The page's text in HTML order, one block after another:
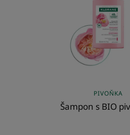
PIVOŇKA
Šampon s BIO